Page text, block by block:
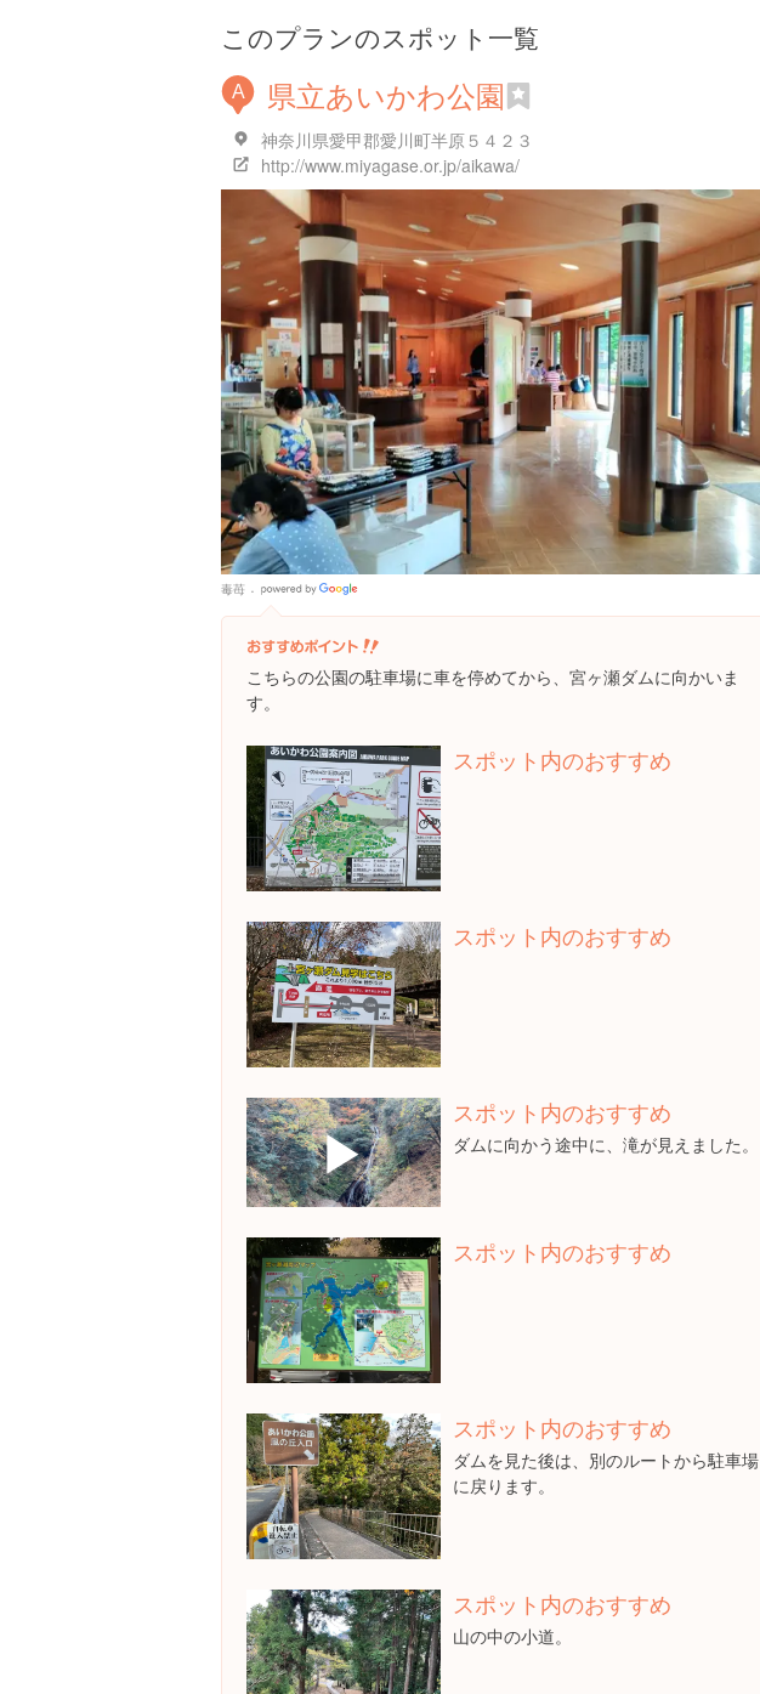
このプランのスポット一覧
A 県立あいかわ公園
神奈川県愛甲郡愛川町半原５４２３
http://www.miyagase.or.jp/aikawa/
毒苺
Places
こちらの公園の駐車場に車を停めてから、宮ヶ瀬ダムに向かいま
す。
スポット内のおすすめ
スポット内のおすすめ
▶
スポット内のおすすめ
ダムに向かう途中に、滝が見えました。
スポット内のおすすめ
スポット内のおすすめ
ダムを見た後は、別のルートから駐車場
に戻ります。
スポット内のおすすめ
山の中の小道。